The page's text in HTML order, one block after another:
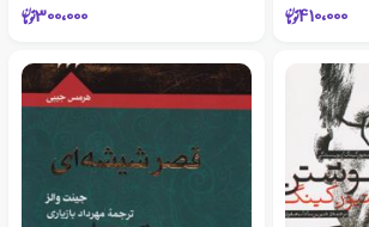
410،000 300،000